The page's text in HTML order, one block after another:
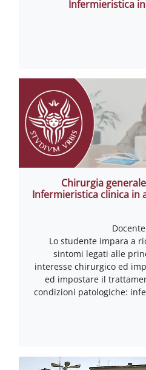
Infermieristica
Chirurgia
Infermieristica clinica in
Lo studente impara a
sintomi legati alle
interesse chirurgico ed
ed impostare il
condizioni patologiche: